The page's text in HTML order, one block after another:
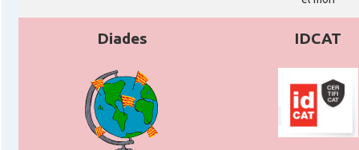
Diades IDCAT